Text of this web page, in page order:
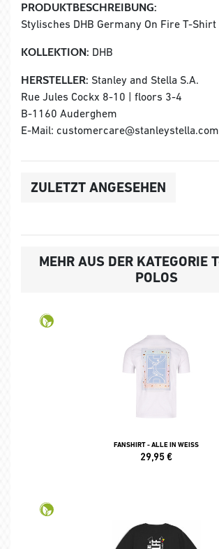
PRODUKTBESCHREIBUNG:
Stylisches DHB Germany On Fire T-Shirt
KOLLEKTION: DHB
HERSTELLER: Stanley and Stella S.A.
Rue Jules Cockx 8-10 | floors 3-4
B-1160 Auderghem
E-Mail: customercare@stanleystella.com
ZULETZT ANGESEHEN
MEHR AUS DER KATEGORIE
POLOS
FANSHIRT - ALLE IN WEISS
29,95€